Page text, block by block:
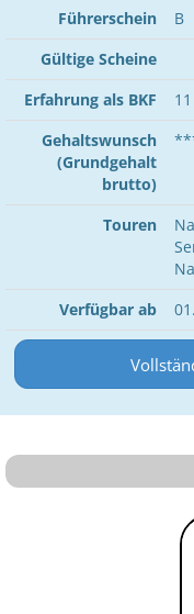
Führerschein
B
Gültige Scheine
Erfahrung als BKF
Gehaltswunsch
(Grundgehalt
brutto)
Touren
Verfügbar ab